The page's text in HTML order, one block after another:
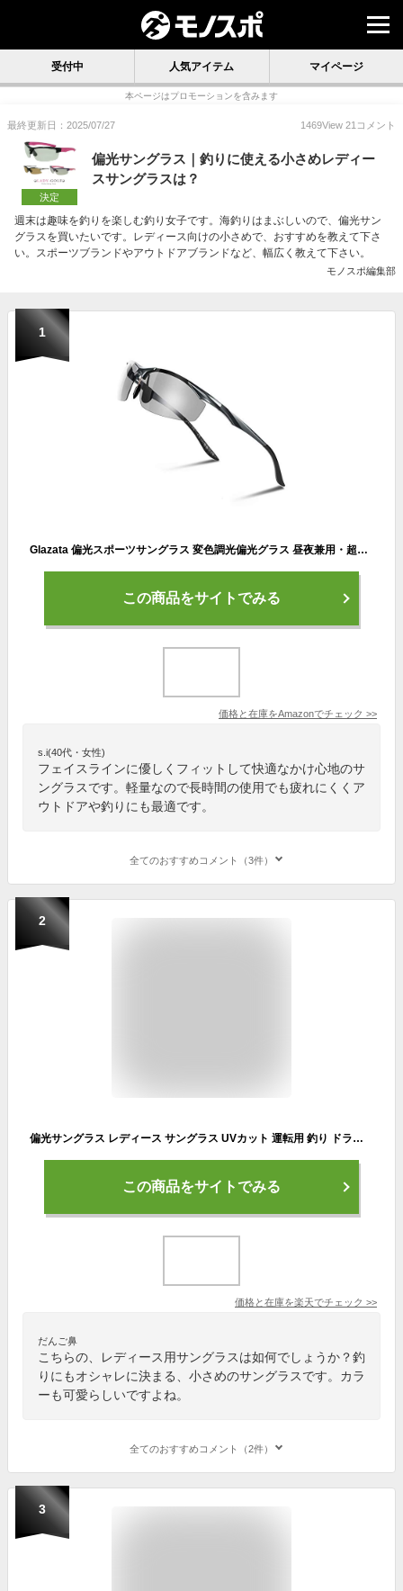
受付中 人気アイテム マイページ
本ページはプロモーションを含みます
最終更新日：2025/07/27 1469View 21 コメント
決定
偏光サングラス｜釣りに使える小さめレディー
スサングラスは？
週末は趣味を釣りを楽しむ釣り女子です。海釣りはまぶしいので、偏光サン
グラスを買いたいです。レディース向けの小さめで、おすすめを教えて下さ
い。スポーツブランドやアウトドアブランドなど、幅広く教えて下さい。
モノスポ編集部
1
Glazata 偏光スポーツサングラス 変色調光偏光グラス 昼夜兼用・超軽量メタル UV400 紫外線カット ドライブ/野球/自転車/夜釣り／ランニング／ゴルフ／運転 男女兼用
この商品をサイトでみる
価格と在庫をAmazonでチェック >>
s.i(40代・女性)
フェイスラインに優しくフィットして快適なかけ心地のサ
ングラスです。軽量なので長時間の使用でも疲れにくくア
ウトドアや釣りにも最適です。
全てのおすすめコメント（3件）
2
偏光サングラス レディース サングラス UVカット 運転用 釣り ドライブ 運転 車 紫外線対策 JJ4122 レーザー加工 カラーレンズ スクエア セルフレーム ブラック ブラウン ワイン 軽量 ファッション アウトドア レジャー 定形外郵便送料無料
この商品をサイトでみる
価格と在庫を楽天でチェック >>
だんご鼻
こちらの、レディース用サングラスは如何でしょうか？釣
りにもオシャレに決まる、小さめのサングラスです。カラ
ーも可愛らしいですよね。
全てのおすすめコメント（2件）
3